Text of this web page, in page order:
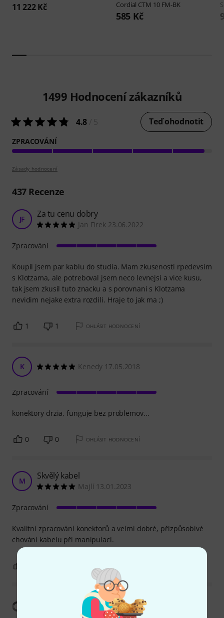
11 222 Kč Cordial CTM 10 FM-BK
585 Kč
1499 Hodnocení zákazníků
4.8 Teď ohodnotit
ZPRACOVÁNÍ
Zásady hodnocení
437Recenze
JF Za tu cenu dobry
Jan Firek 23.06.2022
Koupil jsem par kablu do studia. Mam zkusenosti rpedevsim
s Klotzama, ale potreboval jsem neco levnejsi a vice kusu,
tak jsem zkusil tuto znacku a s porovnani s Klotzama
nevidim nejake extra rozdili. Hraje to jak ma ;)
Zpracování
1 1 OHLÁSIT HODNOCENÍ
K Kenedy 17.05.2018
konektory drzia, funguje bez problemov...
Zpracování
0 0 OHLÁSIT HODNOCENÍ
M Skvělý kabel
Majlí 13.01.2023
Kvalitní zpracování konektorů a velmi dobré, přizpůsobivé
chování kabelu při manipulaci.
Zpracování
Zobrazit překlad